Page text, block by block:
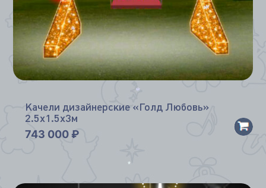
Качели дизайнерские «Голд Любовь»
2.5х1.5х3м
743 000 ₽
*
*
*